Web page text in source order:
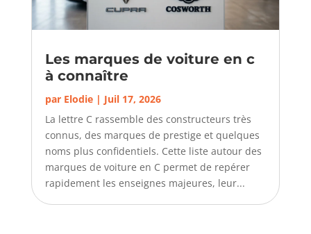
Les marques de voiture en c
à connaître
par Elodie| Juil 17, 2026
La lettre C rassemble des constructeurs très
connus, des marques de prestige et quelques
noms plus confidentiels. Cette liste autour des
marques de voiture en C permet de repérer
rapidement les enseignes majeures, leur...